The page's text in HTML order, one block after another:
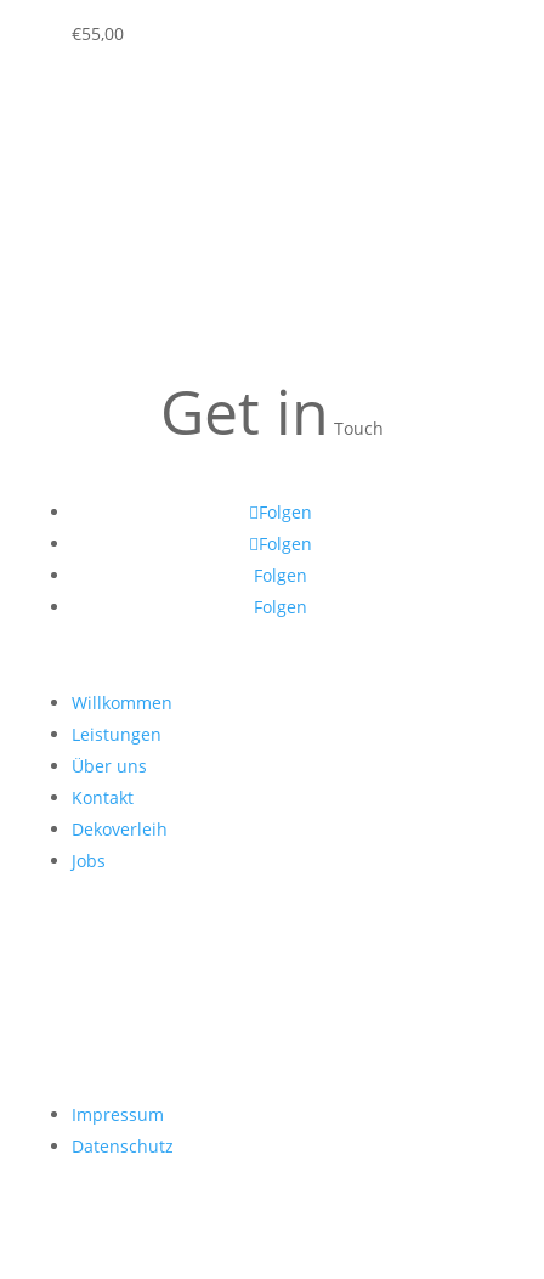
€55,00
Get in Touch
Folgen
Folgen
Folgen
Folgen
Willkommen
Leistungen
Über uns
Kontakt
Dekoverleih
Jobs
Impressum
Datenschutz